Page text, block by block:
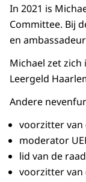
In 2021 is
Committee. Bij
en
Michael zet
Leergeld
Andere
voorzitter van
moderator
lid van de
voorzitter van